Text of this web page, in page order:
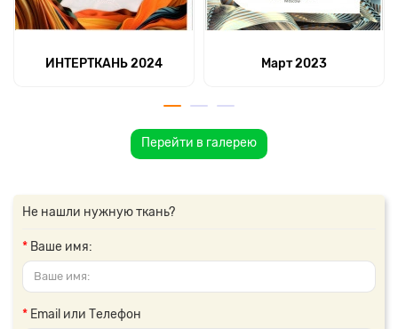
ИНТЕРТКАНЬ 2024 Март 2023
Перейти в галерею
Не нашли нужную ткань?
Ваше имя:
Email или Телефон